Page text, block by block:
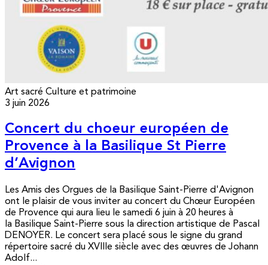
Art sacré Culture et patrimoine
3 juin 2026
Concert du choeur européen de
Provence à la Basilique St Pierre
d’Avignon
Les Amis des Orgues de la Basilique Saint-Pierre d'Avignon
ont le plaisir de vous inviter au concert du Chœur Européen
de Provence qui aura lieu le samedi 6 juin à 20 heures à
la Basilique Saint-Pierre sous la direction artistique de Pascal
DENOYER. Le concert sera placé sous le signe du grand
répertoire sacré du XVIIIe siècle avec des œuvres de Johann
Adolf...